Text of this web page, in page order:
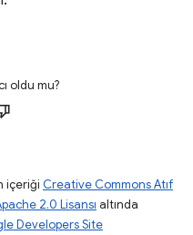
oldu mu?
içeriği Creative Commons Atıf
2.0 Lisansı altında
Developers Site